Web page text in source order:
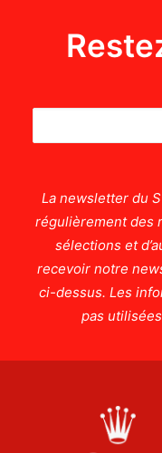
La newsletter du
régulièrement des
sélections et
recevoir notre
ci-dessus. Les
pas